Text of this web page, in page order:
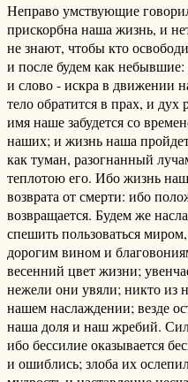
Неправо умствующие
прискорбна наша жизнь, и
не знают, чтобы кто
и после будем как
и слово - искра в движении
тело обратится в прах, и дух
имя наше забудется со
наших; и жизнь наша
как туман, разогнанный
теплотою его. Ибо жизнь
возврата от смерти: ибо
возвращается. Будем же
спешить пользоваться
дорогим вином и
весенний цвет жизни;
нежели они увяли; никто из
нашем наслаждении; везде
наша доля и наш жребий.
ибо бессилие оказывается
и ошиблись; злоба их